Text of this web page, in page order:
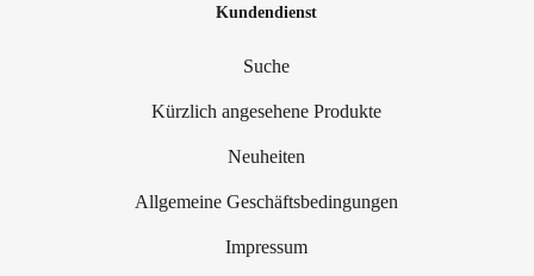
Kundendienst
Suche
Kürzlich angesehene Produkte
Neuheiten
Allgemeine Geschäftsbedingungen
Impressum